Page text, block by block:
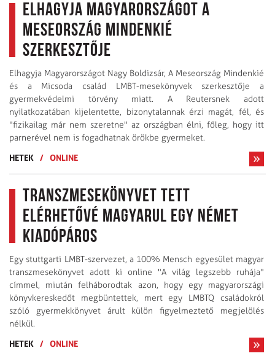
Elhagyja Magyarországot a
Meseország Mindenkié
szerkesztője
Elhagyja Magyarországot Nagy Boldizsár, A Meseország Mindenkié
és a Micsoda család LMBT-mesekönyvek szerkesztője a
gyermekvédelmi törvény miatt. A Reutersnek adott
nyilatkozatában kijelentette, bizonytalannak érzi magát, fél, és
"fizikailag már nem szeretne" az országban élni, főleg, hogy itt
parnerével nem is fogadhatnak örökbe gyermeket.
HETEK
/ ONLINE
Transzmesekönyvet tett
elérhetővé magyarul egy német
kiadópáros
Egy stuttgarti LMBT-szervezet, a 100% Mensch egyesület magyar
transzmesekönyvet adott ki online "A világ legszebb ruhája"
címmel, miután felháborodtak azon, hogy egy magyarországi
könyvkereskedőt megbüntettek, mert egy LMBTQ családokról
szóló gyermekkönyvet árult külön figyelmeztető megjelölés
nélkül.
HETEK
/ ONLINE